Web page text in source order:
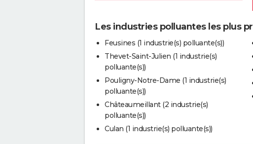
Les industries polluantes les plus
Feusines (1 industrie(s) polluante(s))
Thevet-Saint-Julien (1 industrie(s)
polluante(s))
Pouligny-Notre-Dame (1 industrie(s)
polluante(s))
Châteaumeillant (2 industrie(s)
polluante(s))
Culan (1 industrie(s) polluante(s))